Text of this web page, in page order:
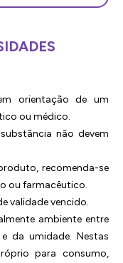
orientação de um
ou médico.
não devem
recomenda-se
ou farmacêutico.
validade vencido.
ambiente entre
da umidade. Nestas
para consumo,